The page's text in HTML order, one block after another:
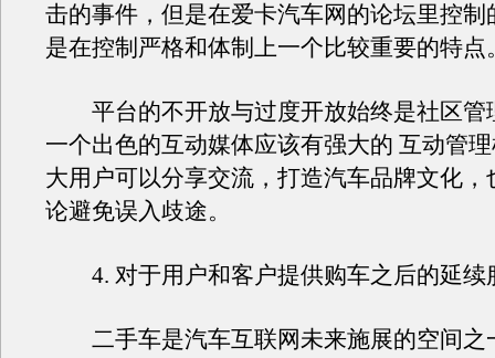
击的事件，但是在爱卡汽车网的论坛里控制
是在控制严格和体制上一个比较重要的特点
平台的不开放与过度开放始终是社区管
一个出色的互动媒体应该有强大的 互动管
大用户可以分享交流，打造汽车品牌文化，
论避免误入歧途。
4. 对于用户和客户提供购车之后的延续
二手车是汽车互联网未来施展的空间之